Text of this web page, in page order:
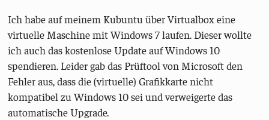
Ich habe auf meinem Kubuntu über Virtualbox eine
virtuelle Maschine mit Windows 7 laufen. Dieser wollte
ich auch das kostenlose Update auf Windows 10
spendieren. Leider gab das Prüftool von Microsoft den
Fehler aus, dass die (virtuelle) Grafikkarte nicht
kompatibel zu Windows 10 sei und verweigerte das
automatische Upgrade.